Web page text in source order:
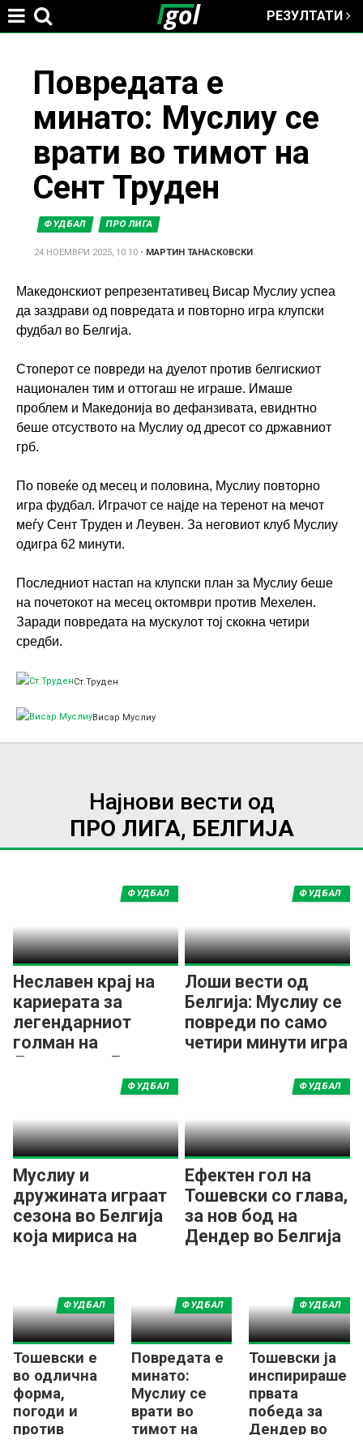
РЕЗУЛТАТИ
here
Повредата е
минато: Муслиу се
врати во тимот на
Сент Труден
ФУДБАЛ ПРО ЛИГА
24 НОЕМВРИ 2025, 10:10 • МАРТИН ТАНАСКОВСКИ
Македонскиот репрезентативец Висар Муслиу успеа
да заздрави од повредата и повторно игра клупски
фудбал во Белгија.
Стоперот се повреди на дуелот против белгискиот
национален тим и оттогаш не играше. Имаше
проблем и Македонија во дефанзивата, евиднтно
беше отсуството на Муслиу од дресот со државниот
грб.
По повеќе од месец и половина, Муслиу повторно
игра фудбал. Играчот се најде на теренот на мечот
меѓу Сент Труден и Леувен. За неговиот клуб Муслиу
одигра 62 минути.
Последниот настап на клупски план за Муслиу беше
на почетокот на месец октомври против Мехелен.
Заради повредата на мускулот тој скокна четири
средби.
Ст.Труден
Висар Муслиу
Најнови вести од
ПРО ЛИГА, БЕЛГИЈА
Неславен крај на
кариерата за
легендарниот
голман на
Ливерпул и Бриж
ФУДБАЛ
Лоши вести од
Белгија: Муслиу се
повреди по само
четири минути игра
ФУДБАЛ
Муслиу и
дружината играат
сезона во Белгија
која мириса на
ФУДБАЛ
Ефектен гол на
Тошевски со глава,
за нов бод на
Дендер во Белгија
ФУДБАЛ
Тошевски е
во одлична
форма,
погоди и
против
ФУДБАЛ
Повредата е
минато:
Муслиу се
врати во
тимот на
ФУДБАЛ
Тошевски ја
инспирираше
првата
победа за
Дендер во
ФУДБАЛ